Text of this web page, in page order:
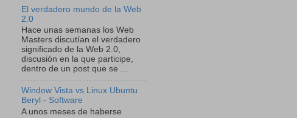
El verdadero mundo de la Web
2.0
Hace unas semanas los Web
Masters discutían el verdadero
significado de la Web 2.0,
discusión en la que participe,
dentro de un post que se ...
Window Vista vs Linux Ubuntu
Beryl - Software
A unos meses de haberse